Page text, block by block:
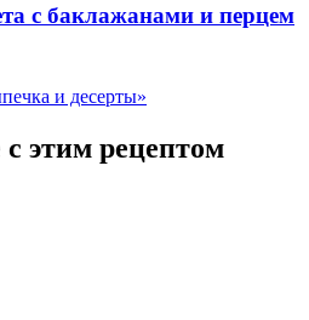
с баклажанами и перцем
и десерты»
этим рецептом